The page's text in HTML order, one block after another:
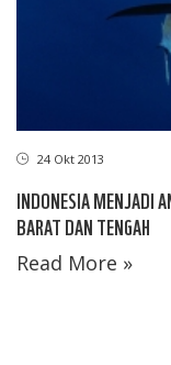
24 Okt 2013
INDONESIA MENJADI
BARAT DAN TENGAH
Read More »